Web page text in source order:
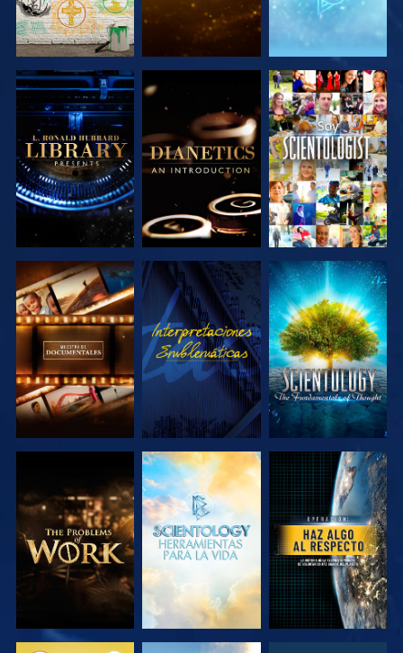
EXPLORA LAS
SERIES
EXPLORA LAS
SERIES
VE
EXPLORA LAS
SERIES
VE
EXPLORA LAS
SERIES
EXPLORA LAS
SERIES
EXPLORA LAS
SERIES
VE